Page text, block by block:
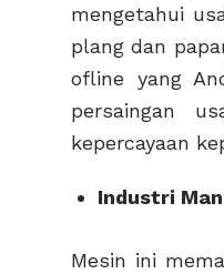
mengetahui
plang dan
ofline yang
persaingan
kepercayaan
Industri
Mesin ini